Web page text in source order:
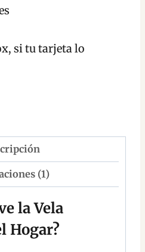
si tu tarjeta lo
(1)
la Vela
Hogar?